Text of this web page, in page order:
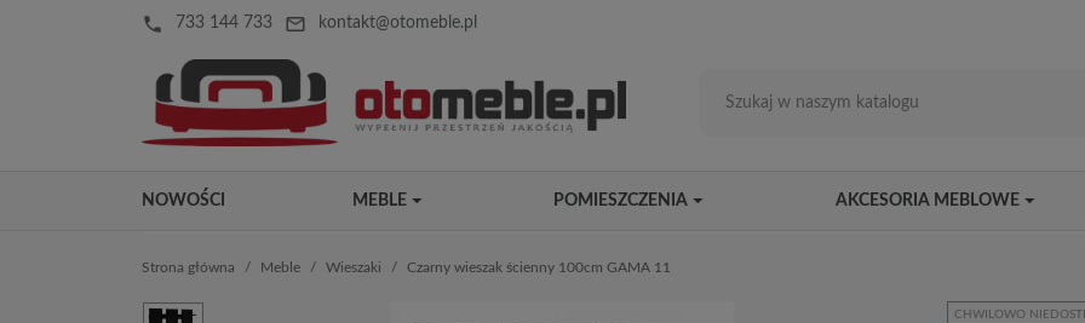
local_phone 733 144 733 mail_outline kontakt@otomeble.pl
NOWOŚCI MEBLE POMIESZCZENIA AKCESORIA MEBLOWE
Strona główna Meble Wieszaki Czarny wieszak ścienny 100cm GAMA 11
CHWILOWO